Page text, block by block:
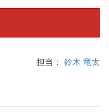
担当： 鈴木 竜太